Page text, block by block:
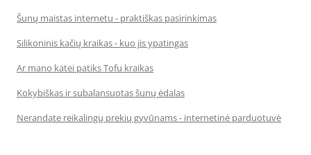
Šunų maistas internetu - praktiškas pasirinkimas
Silikoninis kačių kraikas - kuo jis ypatingas
Ar mano katei patiks Tofu kraikas
Kokybiškas ir subalansuotas šunų ėdalas
Nerandate reikalingų prekių gyvūnams - internetinė parduotuvė